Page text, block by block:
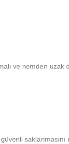
ve nemden uzak
saklanmasını